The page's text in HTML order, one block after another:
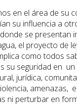
en el área de su
su influencia a
se
el proyecto de
como todos
su seguridad en
jurídica,
amenazas,
ni perturbar en